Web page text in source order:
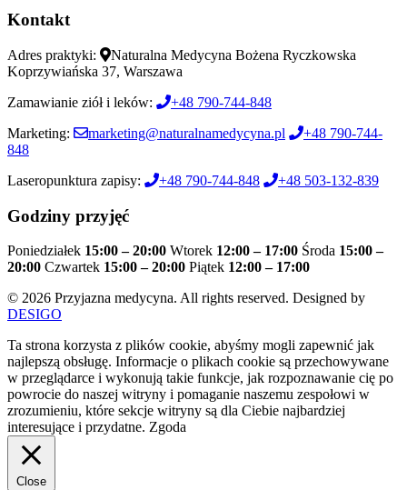
Kontakt
Adres praktyki:
Naturalna Medycyna Bożena Ryczkowska
Koprzywiańska 37, Warszawa
Zamawianie ziół i leków:
+48 790-744-848
Marketing:
marketing@naturalnamedycyna.pl
+48 790-744-
848
Laseropunktura zapisy:
+48 790-744-848 +48 503-132-839
Godziny przyjęć
Poniedziałek 15:00 – 20:00 Wtorek 12:00 – 17:00 Środa 15:00 –
20:00 Czwartek 15:00 – 20:00 Piątek 12:00 – 17:00
© 2026 Przyjazna medycyna. All rights reserved. Designed by
DESIGO
Ta strona korzysta z plików cookie, abyśmy mogli zapewnić jak
najlepszą obsługę. Informacje o plikach cookie są przechowywane
w przeglądarce i wykonują takie funkcje, jak rozpoznawanie cię po
powrocie do naszej witryny i pomaganie naszemu zespołowi w
zrozumieniu, które sekcje witryny są dla Ciebie najbardziej
interesujące i przydatne. Zgoda
Close